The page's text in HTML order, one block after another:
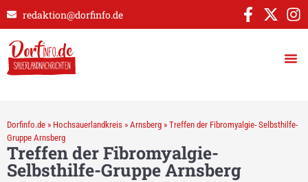
redaktion@dorfinfo.de
Dorfinfo.de » Hochsauerlandkreis » Arnsberg » Treffen der Fibromyalgie- Selbsthilfe-
Gruppe Arnsberg
Treffen der Fibromyalgie-
Selbsthilfe-Gruppe Arnsberg